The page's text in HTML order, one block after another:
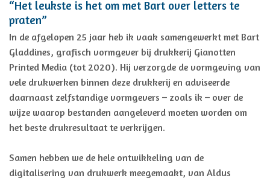
“Het leukste is het om met Bart over letters te
praten”
In de afgelopen 25 jaar heb ik vaak samengewerkt met Bart
Gladdines, grafisch vormgever bij drukkerij Gianotten
Printed Media (tot 2020). Hij verzorgde de vormgeving van
vele drukwerken binnen deze drukkerij en adviseerde
daarnaast zelfstandige vormgevers – zoals ik – over de
wijze waarop bestanden aangeleverd moeten worden om
het beste drukresultaat te verkrijgen.
Samen hebben we de hele ontwikkeling van de
digitalisering van drukwerk meegemaakt, van Aldus